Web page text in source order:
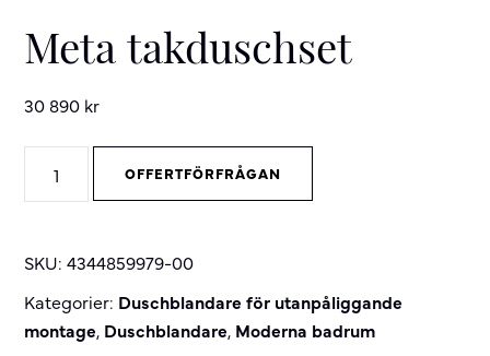
Meta takduschset
30 890 kr
takduschset
OFFERTFÖRFRÅGAN
SKU:4344859979-00
Kategorier: Duschblandare för utanpåliggande
montage, Duschblandare, Moderna badrum